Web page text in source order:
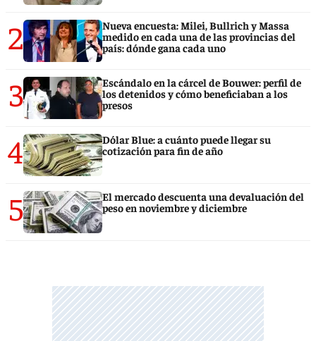
2
Nueva encuesta: Milei, Bullrich y Massa
medido en cada una de las provincias del
país: dónde gana cada uno
3
Escándalo en la cárcel de Bouwer: perfil de
los detenidos y cómo beneficiaban a los
presos
4
Dólar Blue: a cuánto puede llegar su
cotización para fin de año
5
El mercado descuenta una devaluación del
peso en noviembre y diciembre